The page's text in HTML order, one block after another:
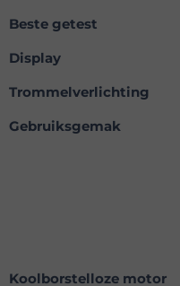
Beste getest
Display
Trommelverlichting
Gebruiksgemak
Koolborstelloze motor